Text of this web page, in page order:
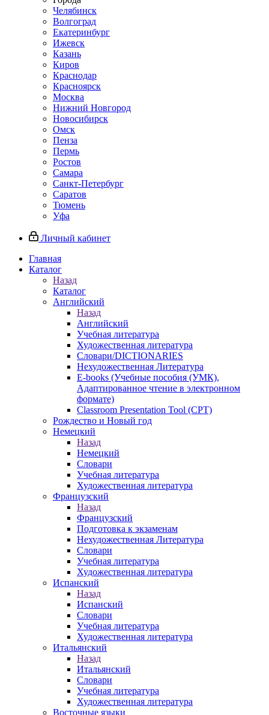
Челябинск
Волгоград
Екатеринбург
Ижевск
Казань
Киров
Краснодар
Красноярск
Москва
Нижний Новгород
Новосибирск
Омск
Пенза
Пермь
Ростов
Самара
Санкт-Петербург
Саратов
Тюмень
Уфа
Личный кабинет
Главная
Каталог
Назад
Каталог
Английский
Назад
Английский
Учебная литература
Художественная литература
Словари/DICTIONARIES
Нехудожественная Литература
E-books (Учебные пособия (УМК),
Адаптированное чтение в электронном
формате)
Classroom Presentation Tool (CPT)
Рождество и Новый год
Немецкий
Назад
Немецкий
Словари
Учебная литература
Художественная литература
Французский
Назад
Французский
Подготовка к экзаменам
Нехудожественная Литература
Словари
Учебная литература
Художественная литература
Испанский
Назад
Испанский
Словари
Учебная литература
Художественная литература
Итальянский
Назад
Итальянский
Словари
Учебная литература
Художественная литература
Восточные языки